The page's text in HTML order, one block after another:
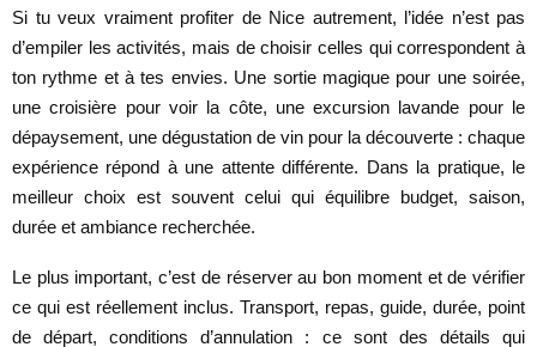
Si tu veux vraiment profiter de Nice autrement, l’idée n’est pas
d’empiler les activités, mais de choisir celles qui correspondent à
ton rythme et à tes envies. Une sortie magique pour une soirée,
une croisière pour voir la côte, une excursion lavande pour le
dépaysement, une dégustation de vin pour la découverte : chaque
expérience répond à une attente différente. Dans la pratique, le
meilleur choix est souvent celui qui équilibre budget, saison,
durée et ambiance recherchée.
Le plus important, c’est de réserver au bon moment et de vérifier
ce qui est réellement inclus. Transport, repas, guide, durée, point
de départ, conditions d’annulation : ce sont des détails qui